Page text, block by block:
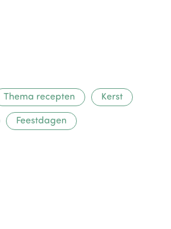
Thema recepten Kerst
Feestdagen